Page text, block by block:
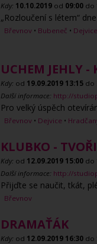
Kdy: 10.10.2019 od 09:00 do
„Rozloučení s létem“
Břevnov • Bubeneč • Dejvice
UCHEM JEHLY -
Kdy: od 19.09.2019 13:15 do
Další informace: http://
Pro velký úspěch
Břevnov • Dejvice •
KLUBKO -
Kdy: od 12.09.2019 15:00 do
Další informace: http://
Přijďte se naučit, tkát,
Břevnov
DRAMAŤÁK
Kdy: od 12.09.2019 16:30 do